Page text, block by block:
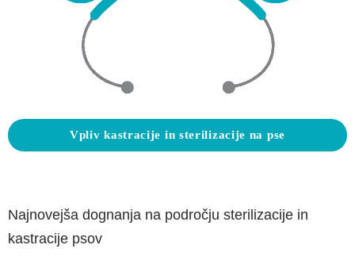
Vpliv kastracije in sterilizacije na pse
Najnovejša dognanja na področju sterilizacije in
kastracije psov